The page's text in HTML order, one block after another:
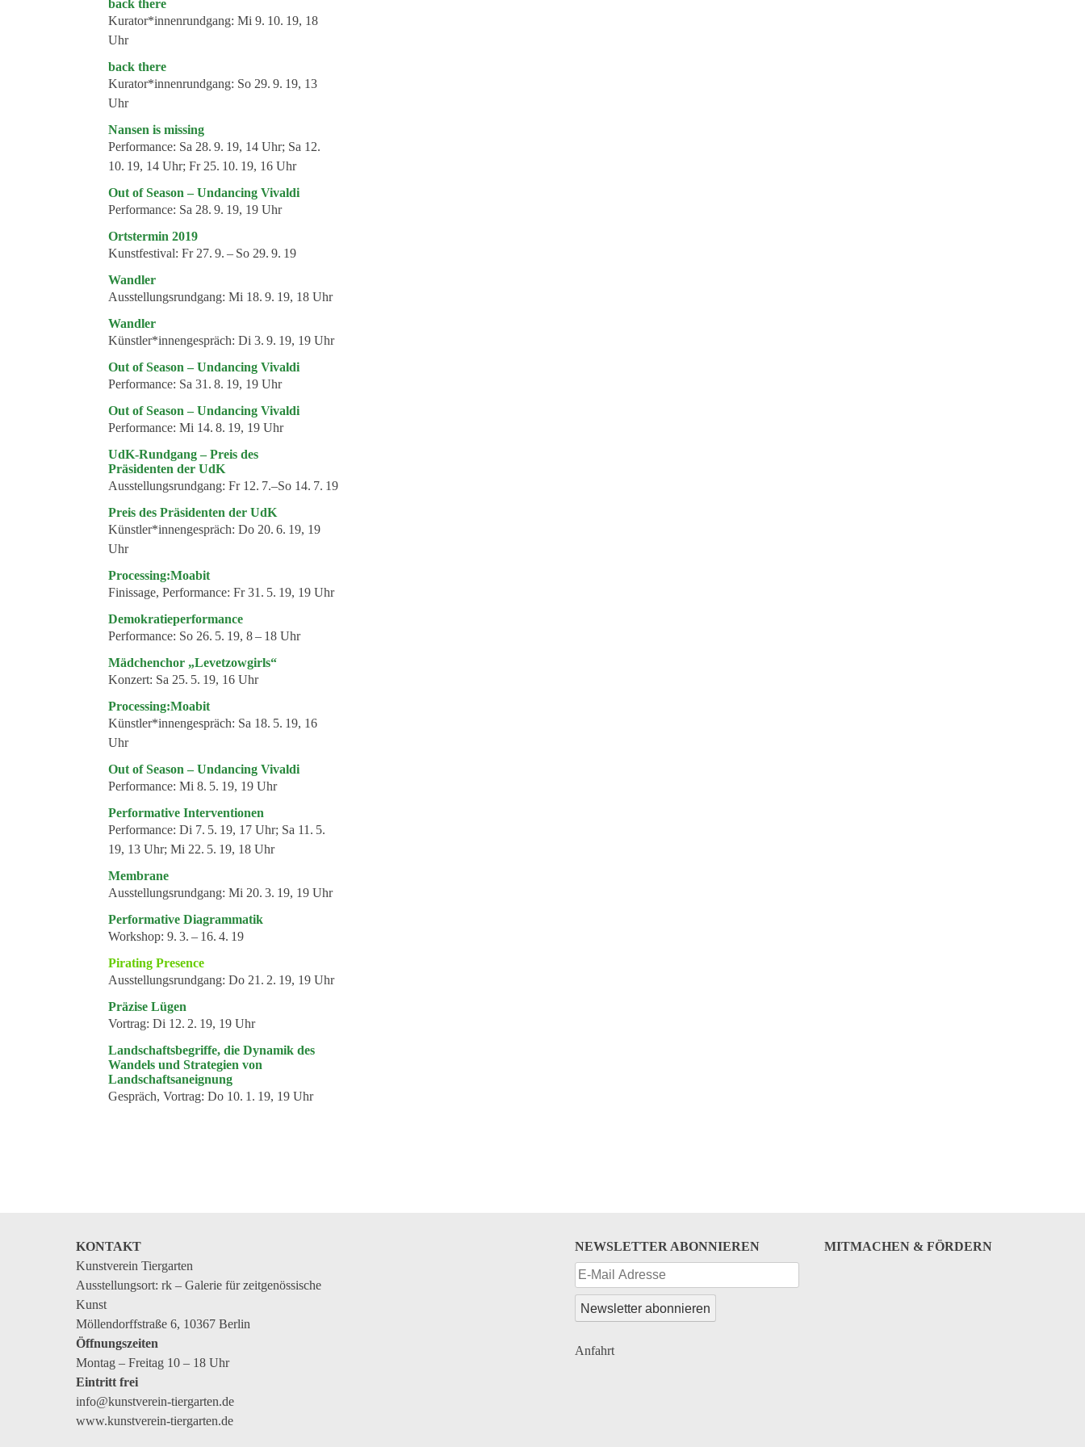
back there
Kurator*innenrundgang:Mi 9. 10. 19, 18
Uhr
back there
Kurator*innenrundgang: So 29. 9. 19, 13
Uhr
Nansen is missing
Performance: Sa 28. 9. 19, 14 Uhr; Sa 12.
10. 19, 14 Uhr; Fr 25. 10. 19, 16 Uhr
Out of Season – Undancing Vivaldi
Performance: Sa 28. 9. 19, 19 Uhr
Ortstermin 2019
Kunstfestival:Fr 27. 9. – So 29. 9. 19
Wandler
Ausstellungsrundgang:Mi 18. 9. 19, 18 Uhr
Wandler
Künstler*innengespräch:Di 3. 9. 19, 19 Uhr
Out of Season – Undancing Vivaldi
Performance: Sa 31. 8. 19, 19 Uhr
Out of Season – Undancing Vivaldi
Performance:Mi 14. 8. 19, 19 Uhr
UdK-Rundgang – Preis des
Präsidenten der UdK
Ausstellungsrundgang:Fr 12. 7.–So 14. 7. 19
Preis des Präsidenten der UdK
Künstler*innengespräch:Do 20. 6. 19, 19
Uhr
Processing:Moabit
Finissage, Performance:Fr 31. 5. 19, 19 Uhr
Demokratieperformance
Performance: So 26. 5. 19, 8 – 18 Uhr
Mädchenchor „Levetzowgirls“
Konzert: Sa 25. 5. 19, 16 Uhr
Processing:Moabit
Künstler*innengespräch: Sa 18. 5. 19, 16
Uhr
Out of Season – Undancing Vivaldi
Performance:Mi 8. 5. 19, 19 Uhr
Performative Interventionen
Performance:Di 7. 5. 19, 17 Uhr; Sa 11. 5.
19, 13 Uhr; Mi 22. 5. 19, 18 Uhr
Membrane
Ausstellungsrundgang:Mi 20. 3. 19, 19 Uhr
Performative Diagrammatik
Workshop:9. 3. – 16. 4. 19
Pirating Presence
Ausstellungsrundgang:Do 21. 2. 19, 19 Uhr
Präzise Lügen
Vortrag:Di 12. 2. 19, 19 Uhr
Landschaftsbegriffe, die Dynamik des
Wandels und Strategien von
Landschaftsaneignung
Gespräch, Vortrag:Do 10. 1. 19, 19 Uhr
KONTAKT
Kunstverein Tiergarten
Ausstellungsort: rk – Galerie für zeitgenössische
Kunst
Möllendorffstraße 6, 10367 Berlin
Öffnungszeiten
Montag – Freitag 10 – 18 Uhr
Eintritt frei
info@kunstverein-tiergarten.de
www.kunstverein-tiergarten.de
NEWSLETTER ABONNIEREN
Anfahrt
MITMACHEN & FÖRDERN